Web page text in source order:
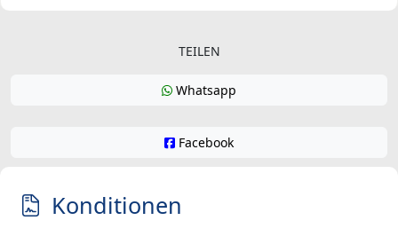
TEILEN
Whatsapp
Facebook
Konditionen